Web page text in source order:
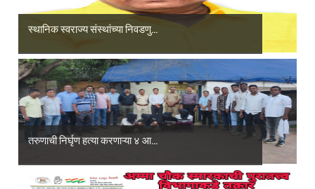
स्थानिक स्वराज्य संस्थांच्या निवडणु...
तरुणाची निर्घृण हत्या करणाऱ्या ४ आ...